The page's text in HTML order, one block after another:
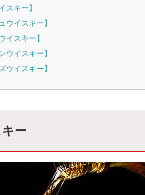
スキー】
ウイスキー】
イスキー】
ウイスキー】
ウイスキー】
ー